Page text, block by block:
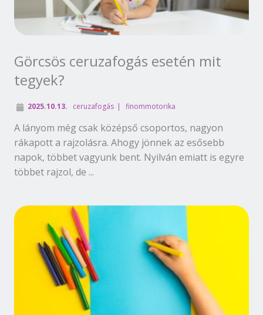
Görcsös ceruzafogás esetén mit
tegyek?
2025.10.13. ceruzafogás finommotorika
A lányom még csak középső csoportos, nagyon
rákapott a rajzolásra. Ahogy jönnek az esősebb
napok, többet vagyunk bent. Nyilván emiatt is egyre
többet rajzol, de ...